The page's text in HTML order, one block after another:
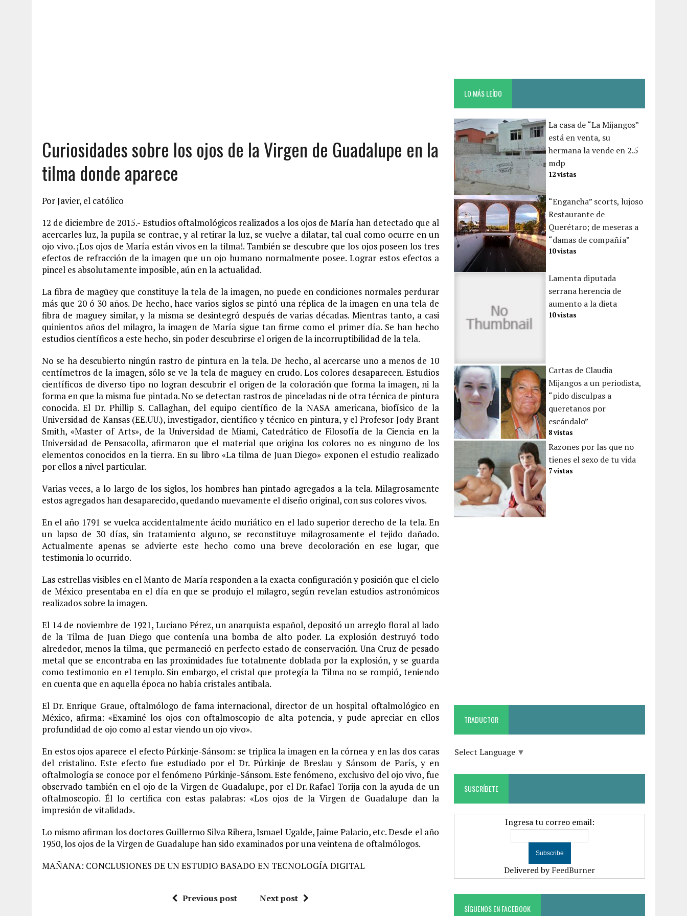
Curiosidades sobre los ojos de la Virgen de Guadalupe en la
tilma donde aparece
Por Javier, el católico
12 de diciembre de 2015.- Estudios oftalmológicos realizados a los ojos de María han detectado que al
acercarles luz, la pupila se contrae, y al retirar la luz, se vuelve a dilatar, tal cual como ocurre en un
ojo vivo. ¡Los ojos de María están vivos en la tilma!. También se descubre que los ojos poseen los tres
efectos de refracción de la imagen que un ojo humano normalmente posee. Lograr estos efectos a
pincel es absolutamente imposible, aún en la actualidad.
La fibra de magüey que constituye la tela de la imagen, no puede en condiciones normales perdurar
más que 20 ó 30 años. De hecho, hace varios siglos se pintó una réplica de la imagen en una tela de
fibra de maguey similar, y la misma se desintegró después de varias décadas. Mientras tanto, a casi
quinientos años del milagro, la imagen de María sigue tan firme como el primer día. Se han hecho
estudios científicos a este hecho, sin poder descubrirse el origen de la incorruptibilidad de la tela.
No se ha descubierto ningún rastro de pintura en la tela. De hecho, al acercarse uno a menos de 10
centímetros de la imagen, sólo se ve la tela de maguey en crudo. Los colores desaparecen. Estudios
científicos de diverso tipo no logran descubrir el origen de la coloración que forma la imagen, ni la
forma en que la misma fue pintada. No se detectan rastros de pinceladas ni de otra técnica de pintura
conocida. El Dr. Phillip S. Callaghan, del equipo científico de la NASA americana, biofísico de la
Universidad de Kansas (EE.UU.), investigador, científico y técnico en pintura, y el Profesor Jody Brant
Smith, «Master of Arts», de la Universidad de Miami, Catedrático de Filosofía de la Ciencia en la
Universidad de Pensacolla, afirmaron que el material que origina los colores no es ninguno de los
elementos conocidos en la tierra. En su libro «La tilma de Juan Diego» exponen el estudio realizado
por ellos a nivel particular.
Varias veces, a lo largo de los siglos, los hombres han pintado agregados a la tela. Milagrosamente
estos agregados han desaparecido, quedando nuevamente el diseño original, con sus colores vivos.
En el año 1791 se vuelca accidentalmente ácido muriático en el lado superior derecho de la tela. En
un lapso de 30 días, sin tratamiento alguno, se reconstituye milagrosamente el tejido dañado.
Actualmente apenas se advierte este hecho como una breve decoloración en ese lugar, que
testimonia lo ocurrido.
Las estrellas visibles en el Manto de María responden a la exacta configuración y posición que el cielo
de México presentaba en el día en que se produjo el milagro, según revelan estudios astronómicos
realizados sobre la imagen.
El 14 de noviembre de 1921, Luciano Pérez, un anarquista español, depositó un arreglo floral al lado
de la Tilma de Juan Diego que contenía una bomba de alto poder. La explosión destruyó todo
alrededor, menos la tilma, que permaneció en perfecto estado de conservación. Una Cruz de pesado
metal que se encontraba en las proximidades fue totalmente doblada por la explosión, y se guarda
como testimonio en el templo. Sin embargo, el cristal que protegía la Tilma no se rompió, teniendo
en cuenta que en aquella época no había cristales antibala.
El Dr. Enrique Graue, oftalmólogo de fama internacional, director de un hospital oftalmológico en
México, afirma: «Examiné los ojos con oftalmoscopio de alta potencia, y pude apreciar en ellos
profundidad de ojo como al estar viendo un ojo vivo».
En estos ojos aparece el efecto Púrkinje-Sánsom: se triplica la imagen en la córnea y en las dos caras
del cristalino. Este efecto fue estudiado por el Dr. Púrkinje de Breslau y Sánsom de París, y en
oftalmología se conoce por el fenómeno Púrkinje-Sánsom. Este fenómeno, exclusivo del ojo vivo, fue
observado también en el ojo de la Virgen de Guadalupe, por el Dr. Rafael Torija con la ayuda de un
oftalmoscopio. Él lo certifica con estas palabras: «Los ojos de la Virgen de Guadalupe dan la
impresión de vitalidad».
Lo mismo afirman los doctores Guillermo Silva Ribera, Ismael Ugalde, Jaime Palacio, etc. Desde el año
1950, los ojos de la Virgen de Guadalupe han sido examinados por una veintena de oftalmólogos.
MAÑANA: CONCLUSIONES DE UN ESTUDIO BASADO EN TECNOLOGÍA DIGITAL
Previous post Next post
LO MÁS LEÍDO
La casa de “La Mijangos”
está en venta, su
hermana la vende en 2.5
mdp
12 vistas
“Engancha” scorts, lujoso
Restaurante de
Querétaro; de meseras a
“damas de compañía”
10 vistas
Lamenta diputada
serrana herencia de
aumento a la dieta
10 vistas
Cartas de Claudia
Mijangos a un periodista,
“pido disculpas a
queretanos por
escándalo”
8 vistas
Razones por las que no
tienes el sexo de tu vida
7 vistas
TRADUCTOR
Select Language ▼
SUSCRÍBETE
Ingresa tu correo email:
Delivered byFeedBurner
SÍGUENOS EN FACEBOOK